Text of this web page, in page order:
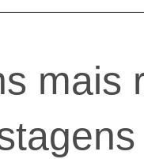
mais